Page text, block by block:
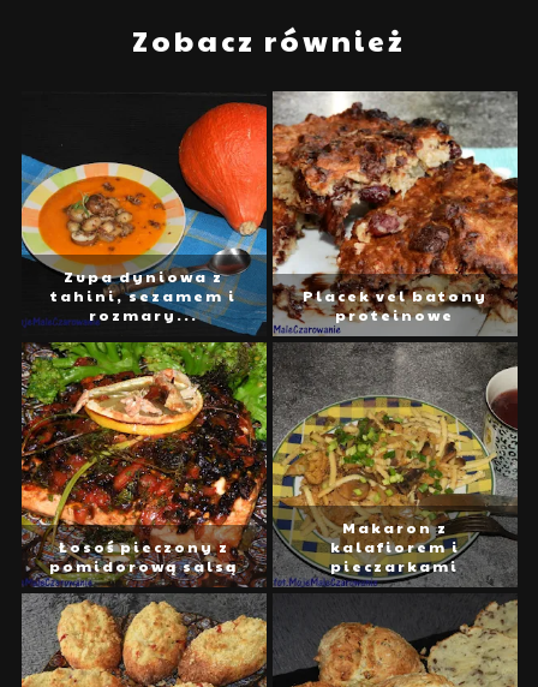
Zobacz również
Zupa dyniowa z
tahini, sezamem i
rozmary...
Placek vel batony
proteinowe
Łosoś pieczony z
pomidorową salsą
Makaron z
kalafiorem i
pieczarkami